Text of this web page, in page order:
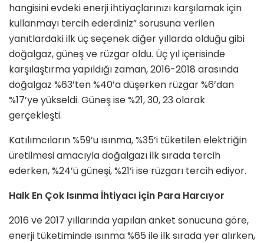
hangisini evdeki enerji ihtiyaçlarınızı karşılamak için
kullanmayı tercih ederdiniz” sorusuna verilen
yanıtlardaki ilk üç seçenek diğer yıllarda olduğu gibi
doğalgaz, güneş ve rüzgar oldu. Üç yıl içerisinde
karşılaştırma yapıldığı zaman, 2016-2018 arasında
doğalgaz %63’ten %40’a düşerken rüzgar %6’dan
%17’ye yükseldi. Güneş ise %21, 30, 23 olarak
gerçekleşti.
Katılımcıların %59’u ısınma, %35’i tüketilen elektriğin
üretilmesi amacıyla doğalgazı ilk sırada tercih
ederken, %24’ü güneşi, %21’i ise rüzgarı tercih ediyor.
Halk En Çok Isınma İhtiyacı için Para Harcıyor
2016 ve 2017 yıllarında yapılan anket sonucuna göre,
enerji tüketiminde ısınma %65 ile ilk sırada yer alırken,